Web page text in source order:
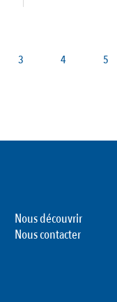
Page
3 Page
4 Page
5
Nous découvrir
Nous contacter